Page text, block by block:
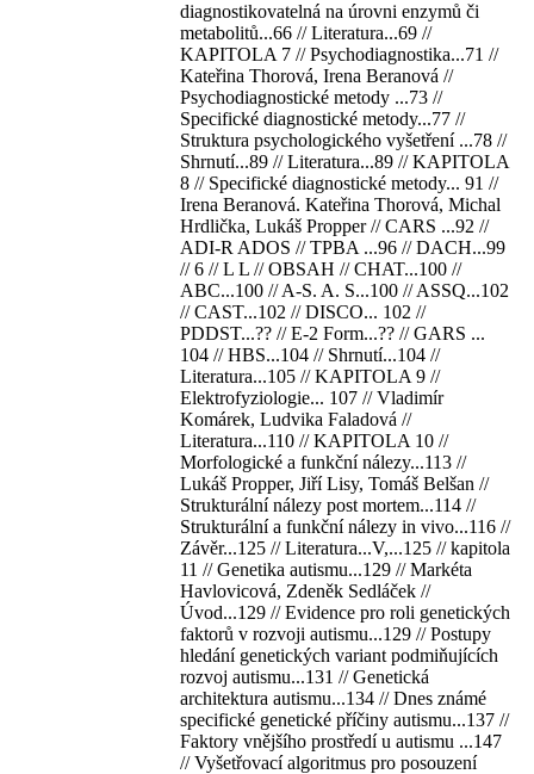
diagnostikovatelná na úrovni enzymů či
metabolitů...66 // Literatura...69 //
KAPITOLA 7 // Psychodiagnostika...71 //
Kateřina Thorová, Irena Beranová //
Psychodiagnostické metody ...73 //
Specifické diagnostické metody...77 //
Struktura psychologického vyšetření ...78 //
Shrnutí...89 // Literatura...89 // KAPITOLA
8 // Specifické diagnostické metody... 91 //
Irena Beranová. Kateřina Thorová, Michal
Hrdlička, Lukáš Propper // CARS ...92 //
ADI-R ADOS // TPBA ...96 // DACH...99
// 6 // L L // OBSAH // CHAT...100 //
ABC...100 // A-S. A. S...100 // ASSQ...102
// CAST...102 // DISCO... 102 //
PDDST...?? // E-2 Form...?? // GARS ...
104 // HBS...104 // Shrnutí...104 //
Literatura...105 // KAPITOLA 9 //
Elektrofyziologie... 107 // Vladimír
Komárek, Ludvika Faladová //
Literatura...110 // KAPITOLA 10 //
Morfologické a funkční nálezy...113 //
Lukáš Propper, Jiří Lisy, Tomáš Belšan //
Strukturální nálezy post mortem...114 //
Strukturální a funkční nálezy in vivo...116 //
Závěr...125 // Literatura...V,...125 // kapitola
11 // Genetika autismu...129 // Markéta
Havlovicová, Zdeněk Sedláček //
Úvod...129 // Evidence pro roli genetických
faktorů v rozvoji autismu...129 // Postupy
hledání genetických variant podmiňujících
rozvoj autismu...131 // Genetická
architektura autismu...134 // Dnes známé
specifické genetické příčiny autismu...137 //
Faktory vnějšího prostředí u autismu ...147
// Vyšetřovací algoritmus pro posouzení